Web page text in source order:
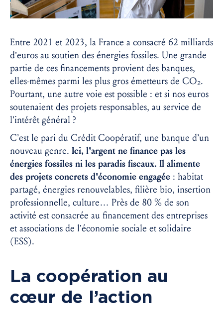
Entre 2021 et 2023, la France a consacré 62 milliards
d’euros au soutien des énergies fossiles. Une grande
partie de ces financements provient des banques,
elles-mêmes parmi les plus gros émetteurs de CO₂.
Pourtant, une autre voie est possible : et si nos euros
soutenaient des projets responsables, au service de
l’intérêt général ?
C’est le pari du Crédit Coopératif, une banque d’un
nouveau genre. Ici, l’argent ne finance pas les
énergies fossiles ni les paradis fiscaux. Il alimente
des projets concrets d’économie engagée : habitat
partagé, énergies renouvelables, filière bio, insertion
professionnelle, culture… Près de 80 % de son
activité est consacrée au financement des entreprises
et associations de l’économie sociale et solidaire
(ESS).
La coopération au
cœur de l’action